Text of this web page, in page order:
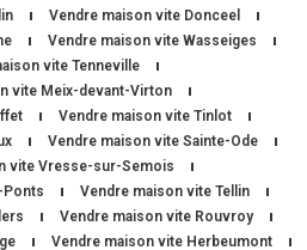
Vendre maison vite Donceel
Vendre maison vite Wasseiges
vite Tenneville
vite Meix-devant-Virton
Vendre maison vite Tinlot
Vendre maison vite Sainte-Ode
vite Vresse-sur-Semois
Ponts
Vendre maison vite Tellin
Vendre maison vite Rouvroy
Vendre maison vite Herbeumont